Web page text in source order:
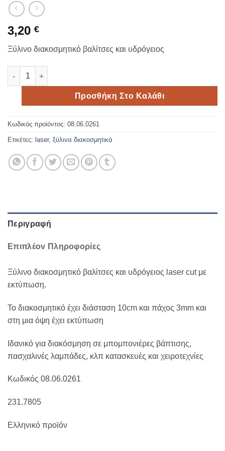
3,20 €
Ξύλινο διακοσμητικό βαλίτσες και υδρόγειος
Ξύλινο διακοσμητικό βαλίτσες και υδρόγειος ποσότητα
Προσθήκη Στο Καλάθι
Κωδικός προϊόντος: 08.06.0261
Ετικέτες: laser, ξύλινα διακοσμητικά
Περιγραφή
Επιπλέον Πληροφορίες
Ξύλινο διακοσμητικό βαλίτσες και υδρόγειος laser cut με
εκτύπωση.
Το διακοσμητικό έχει διάσταση 10cm και πάχος 3mm και
στη μια όψη έχει εκτύπωση
Ιδανικό για διακόσμηση σε μπομπονιέρες βάπτισης,
πασχαλινές λαμπάδες, κλπ κατασκευές και χειροτεχνίες
Κωδικός 08.06.0261
231.7805
Ελληνικό προϊόν